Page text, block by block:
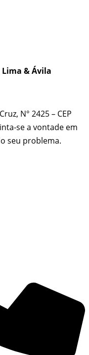
Lima & Ávila
N° 2425 – CEP
se a vontade em
seu problema.